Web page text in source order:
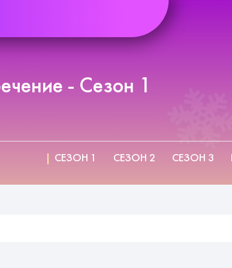
- Сезон 1
СЕЗОН 1 СЕЗОН 2 СЕЗОН 3